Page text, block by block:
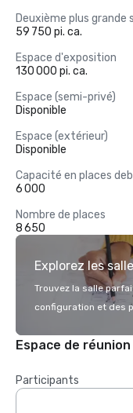
Deuxième plus grande
59 750 pi. ca.
Espace d'exposition
130 000 pi. ca.
Espace (semi-privé)
Disponible
Espace (extérieur)
Disponible
Capacité en places
6 000
Nombre de places
8 650
Explorez les
Trouvez la salle
configuration et des
Espace de réunion
Participants